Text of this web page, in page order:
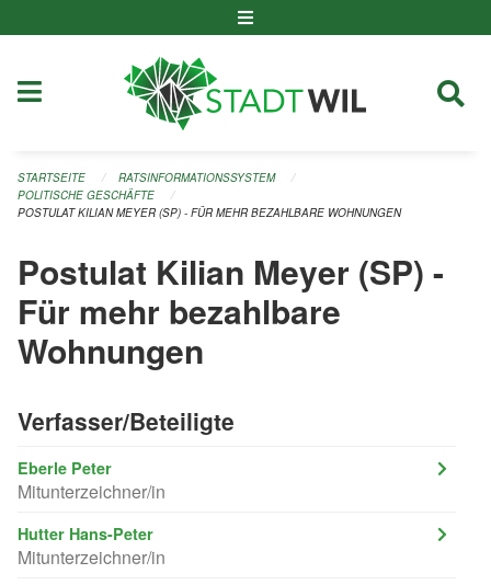
STARTSEITE
RATSINFORMATIONSSYSTEM
POLITISCHE GESCHÄFTE
POSTULAT KILIAN MEYER (SP) - FÜR MEHR BEZAHLBARE WOHNUNGEN
Postulat Kilian Meyer (SP) -
Für mehr bezahlbare
Wohnungen
Verfasser/Beteiligte
Eberle Peter
Mitunterzeichner/in
Hutter Hans-Peter
Mitunterzeichner/in